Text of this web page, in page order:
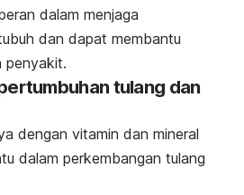
dalam menjaga
dan dapat membantu
penyakit.
tulang dan
dengan vitamin dan mineral
dalam perkembangan tulang